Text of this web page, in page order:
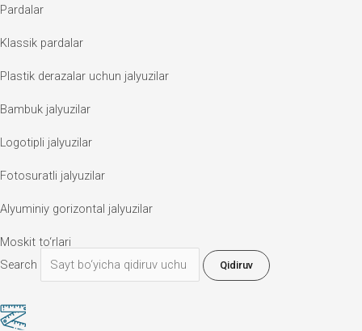
Pardalar
Klassik pardalar
Plastik derazalar uchun jalyuzilar
Bambuk jalyuzilar
Logotipli jalyuzilar
Fotosuratli jalyuzilar
Alyuminiy gorizontal jalyuzilar
Moskit to‘rlari
Search
Qidiruv